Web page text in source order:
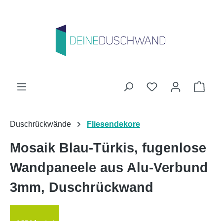
Du hast 0
Duschrückwände Fliesendekore
Mosaik Blau-Türkis, fugenlose
Wandpaneele aus Alu-Verbund
3mm, Duschrückwand